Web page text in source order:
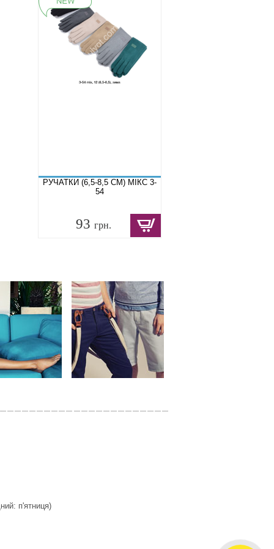
РУЧАТКИ (6,5-8,5 СМ) МІКС 3-
54
93 грн.
п'ятниця)